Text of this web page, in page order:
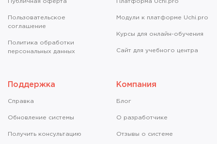
Публичная оферта
Пользовательское
соглашение
Политика обработки
персональных данных
Платформа Uchi.pro
Модули к платформе Uchi.pro
Курсы для онлайн-обучения
Сайт для учебного центра
Поддержка
Справкa
Обновление системы
Получить консультацию
Компания
Блог
О разработчике
Отзывы о системе